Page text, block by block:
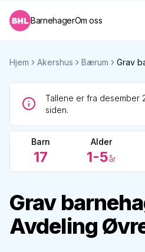
BarnehagerOm oss
Hjem Akershus Bærum Grav
Tallene er fra
siden.
Barn
17
Alder
1-5år
Grav
Avdeling